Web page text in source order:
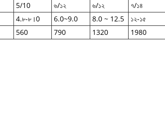
5/10 ৬/১২ ৬/১২ ৭/১৪
4.৮-৮।0 6.0~9.0 8.0 ~ 12.5 ১২-১৫
560 790 1320 1980